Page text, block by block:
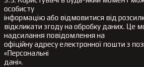
особисту
інформацію або відмовитися від
відкликати згоду на обробку даних. Це
надсилання повідомлення на
офіційну адресу електронної пошти з
«Персональні
дані».